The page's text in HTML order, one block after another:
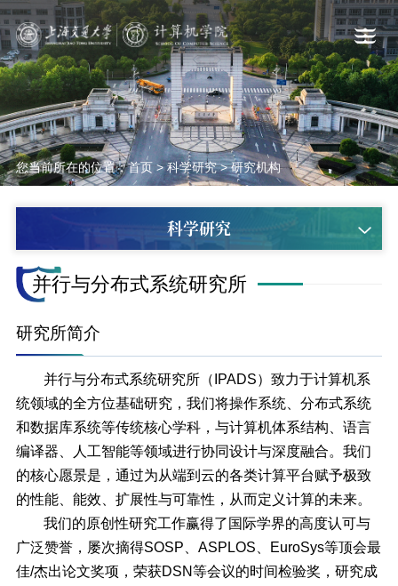
您当前所在的位置：首页>科学研究>研究机构
科学研究
并行与分布式系统研究所
研究所简介
并行与分布式系统研究所（IPADS）致力于计算机系
统领域的全方位基础研究，我们将操作系统、分布式系统
和数据库系统等传统核心学科，与计算机体系结构、语言
编译器、人工智能等领域进行协同设计与深度融合。我们
的核心愿景是，通过为从端到云的各类计算平台赋予极致
的性能、能效、扩展性与可靠性，从而定义计算的未来。
我们的原创性研究工作赢得了国际学界的高度认可与
广泛赞誉，屡次摘得SOSP、ASPLOS、EuroSys等顶会最
佳/杰出论文奖项，荣获DSN等会议的时间检验奖，研究成